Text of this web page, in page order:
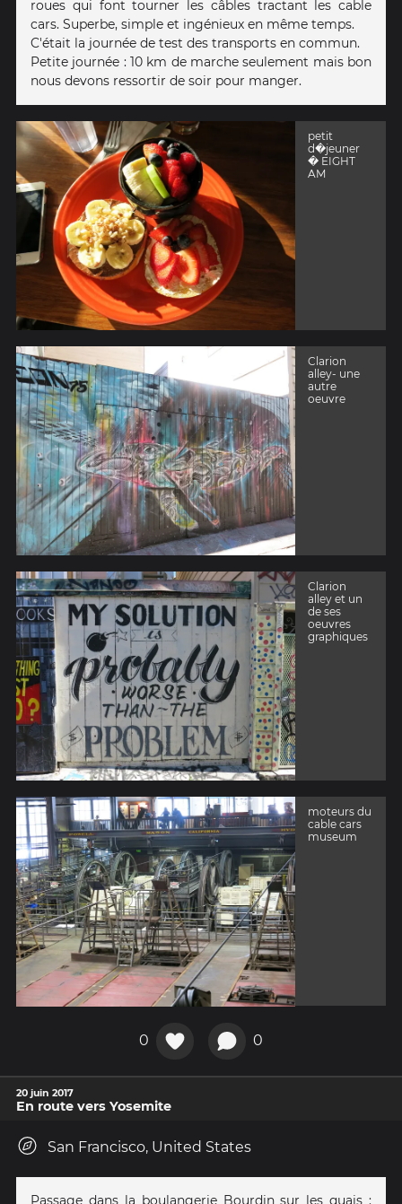
roues qui font tourner les câbles tractant les cable
cars. Superbe, simple et ingénieux en même temps.
C'était la journée de test des transports en commun.
Petite journée : 10 km de marche seulement mais bon
nous devons ressortir de soir pour manger.
petit
d�jeuner
� EIGHT
AM
Clarion
alley- une
autre
oeuvre
Clarion
alley et un
de ses
oeuvres
graphiques
moteurs du
cable cars
museum
0 0
20 juin 2017
En route vers Yosemite
San Francisco, United States
Passage dans la boulangerie Bourdin sur les quais :